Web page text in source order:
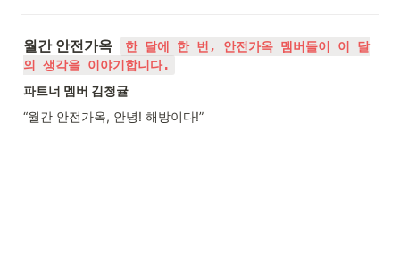
월간 안전가옥
한 달에 한 번, 안전가옥 멤버들이 이 달
의 생각을 이야기합니다.
파트너 멤버 김청귤
“월간 안전가옥, 안녕! 해방이다!”